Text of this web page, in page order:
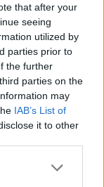
that after your
seeing
utilized by
parties prior to
the further
parties on the
may
IAB’s List of
it to other
8 τελικοί,
στους άνδρες
τα 4x400μ. και